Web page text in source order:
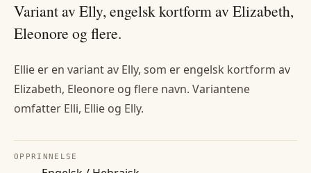
Variant av Elly, engelsk kortform av Elizabeth,
Eleonore og flere.
Ellie er en variant av Elly, som er engelsk kortform av
Elizabeth, Eleonore og flere navn. Variantene
omfatter Elli, Ellie og Elly.
OPPRINNELSE